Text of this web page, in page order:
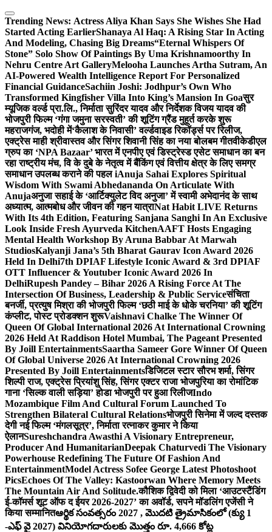
Skip
to
content
Trending News: Actress Aliya Khan Says She Wishes She Had
Started Acting EarlierShanaya Al Haq: A Rising Star In Acting
And Modeling, Chasing Big Dreams“Eternal Whispers Of
Stone” Solo Show Of Paintings By Uma Krishnamoorthy In
Nehru Centre Art GalleryMelooha Launches Artha Sutram, An
AI-Powered Wealth Intelligence Report For Personalized
Financial GuidanceSachiin Joshi: Jodhpur’s Own Who
Transformed Kingfisher Villa Into King’s Mansion In Goaसुर
म्यूजिक वर्ल्ड प्रा.लि., निर्माता सुरिंदर यादव और निर्देशक विजय यादव की
भोजपुरी फिल्म ‘गंगा जमुना सरस्वती’ की शूटिंग ग्रैंड मुहूर्त करके शुरू
महराजगंज, भदोही में‘कैलाश के निवासी’ वर्ल्डवाइड रिकॉर्ड्स पर रिलीज,
एक्ट्रेस माही श्रीवास्तव और सिंगर शिवानी सिंह का नया बोलबम गीतवीकेडीएल
ग्रुप का ‘NPA Bazaar’ भारत में एनपीए एवं डिस्ट्रेस्ड एसेट समाधान का बन
रहा राष्ट्रीय मंच, वि के दुबे के नेतृत्व में बैंकिंग एवं वित्तीय क्षेत्र के लिए समग्र
समाधान उपलब्ध कराने की पहल iAnuja Sahai Explores Spiritual
Wisdom With Swami Abhedananda On Articulate With
Anujaअनुजा सहाई के ‘आर्टिक्युलेट विद अनुजा’ में स्वामी अभेदानंद के साथ
अध्यात्म, आत्मबोध और जीवन की गहन यात्राNat Habit LIVE Returns
With Its 4th Edition, Featuring Sanjana Sanghi In An Exclusive
Look Inside Fresh Ayurveda KitchenAAFT Hosts Engaging
Mental Health Workshop By Aruna Babbar At Marwah
StudiosKalyanji Jana’s 5th Bharat Gaurav Icon Award 2026
Held In Delhi7th DPIAF Lifestyle Iconic Award & 3rd DPIAF
OTT Influencer & Youtuber Iconic Award 2026 In
DelhiRupesh Pandey – Bihar 2026 A Rising Force At The
Intersection Of Business, Leadership & Public Serviceसंचिता
बनर्जी, प्रत्युष मिश्रा की भोजपुरी फिल्म ‘छठी माई के धोके चरनिया’ की शूटिंग
कंप्लीट, पोस्ट प्रोडक्शन शुरूVaishnavi Chalke The Winner Of
Queen Of Global International 2026 At International Crowning
2026 Held At Raddison Hotel Mumbai, The Pageant Presented
By Joill EntertainmentsSaartha Sameer Gore Winner Of Queen
Of Global Universe 2026 At International Crowning 2026
Presented By Joill Entertainmentsडिजिटल स्टार सौरभ शर्मा, सिंगर
शिल्पी राज, एक्ट्रेस प्रियांशु सिंह, सिंगर एक्टर राजा भोजपुरिया का रोमांटिक
गाना ‘सिल्क वाली सड़िया’ होडा भोजपुरी पर हुआ रिलीजIndo
Mozambique Film And Cultural Forum Launched To
Strengthen Bilateral Cultural Relationsभोजपुरी सिनेमा में जल्द दस्तक
देगी नई फिल्म ‘मंगलसूत्र’, निर्माता रत्नाकर कुमार ने किया
ऐलानSureshchandra Awasthi A Visionary Entrepreneur,
Producer And HumanitarianDeepak Chaturvedi The Visionary
Powerhouse Redefining The Future Of Fashion And
EntertainmentModel Actress Sofee George Latest Photoshoot
PicsEchoes Of The Valley: Kastoorwan Where Memory Meets
The Mountain Air And Solitude.कौशिक द्विवेदी को मिला ‘आउटस्टैंडिंग
ई-कॉमर्स शूट ऑफ द ईयर 2026-2027’ का अवॉर्ड, सपने मॉडलिंग एजेंसी ने
किया सम्मानितఆర్థిక సంవత్సరం 2027 , మొదటి త్రైమాసికంలో (క్యు 1
-ఎఫ్ వై 2027) వినియోగదారులకు మొత్తం రూ. 4,666 కోట్ల